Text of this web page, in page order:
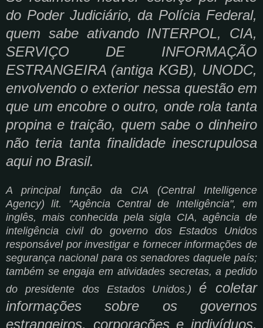
do Poder Judiciário, da Polícia Federal,
quem sabe ativando INTERPOL, CIA,
SERVIÇO DE INFORMAÇÃO
ESTRANGEIRA (antiga KGB), UNODC,
envolvendo o exterior nessa questão em
que um encobre o outro, onde rola tanta
propina e traição, quem sabe o dinheiro
não teria tanta finalidade inescrupulosa
aqui no Brasil.
A principal função da CIA (Central Intelligence
Agency) lit. "Agência Central de Inteligência", em
inglês, mais conhecida pela sigla CIA, agência de
inteligência civil do governo dos Estados Unidos
responsável por investigar e fornecer informações de
segurança nacional para os senadores daquele país;
também se engaja em atividades secretas, a pedido
do presidente dos Estados Unidos.)é coletar
informações sobre os governos
estrangeiros, corporações e indivíduos,